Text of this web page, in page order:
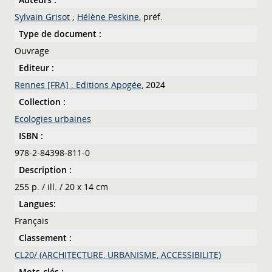
Sylvain Grisot ; Hélène Peskine, préf.
Type de document :
Ouvrage
Editeur :
Rennes [FRA] : Editions Apogée, 2024
Collection :
Ecologies urbaines
ISBN :
978-2-84398-811-0
Description :
255 p. / ill. / 20 x 14 cm
Langues:
Français
Classement :
CL20/ (ARCHITECTURE, URBANISME, ACCESSIBILITE)